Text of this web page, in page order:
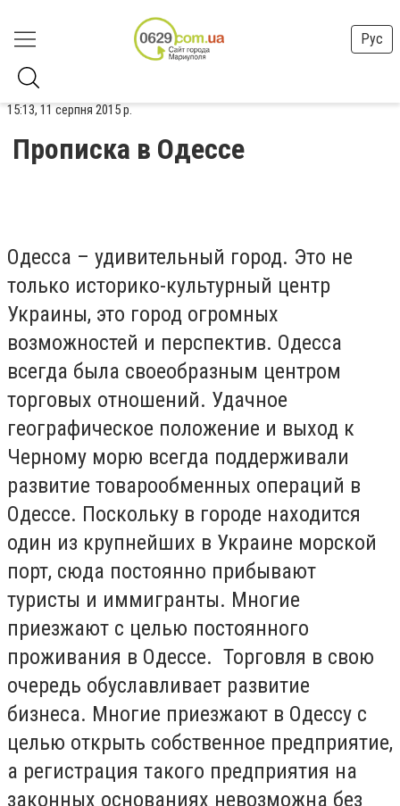
Рус
15:13, 11 серпня 2015 р.
Прописка в Одессе
Одесса – удивительный город. Это не
только историко-культурный центр
Украины, это город огромных
возможностей и перспектив. Одесса
всегда была своеобразным центром
торговых отношений. Удачное
географическое положение и выход к
Черному морю всегда поддерживали
развитие товарообменных операций в
Одессе. Поскольку в городе находится
один из крупнейших в Украине морской
порт, сюда постоянно прибывают
туристы и иммигранты. Многие
приезжают с целью постоянного
проживания в Одессе. Торговля в свою
очередь обуславливает развитие
бизнеса. Многие приезжают в Одессу с
целью открыть собственное предприятие,
а регистрация такого предприятия на
законных основаниях невозможна без